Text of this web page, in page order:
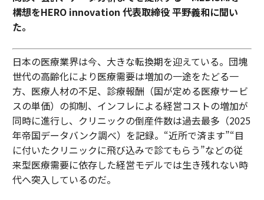
構想をHERO innovation 代表取締役 平野義和に聞い
た。
日本の医療業界は今、大きな転換期を迎えている。団塊
世代の高齢化により医療需要は増加の一途をたどる一
方、医療人材の不足、診療報酬（国が定める医療サービ
スの単価）の抑制、インフレによる経営コストの増加が
同時に進行し、クリニックの倒産件数は過去最多（2025
年帝国データバンク調べ）を記録。“近所で済ます”“目
に付いたクリニックに飛び込みで診てもらう”などの従
来型医療需要に依存した経営モデルでは生き残れない時
代へ突入しているのだ。